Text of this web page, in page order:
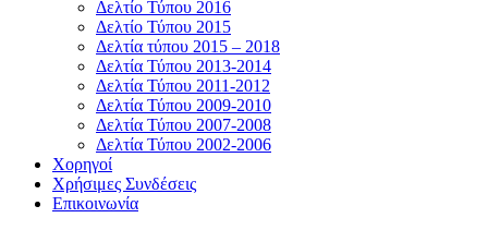
Δελτίο Τύπου 2016
Δελτίο Τύπου 2015
Δελτία τύπου 2015 – 2018
Δελτία Τύπου 2013-2014
Δελτία Τύπου 2011-2012
Δελτία Τύπου 2009-2010
Δελτία Τύπου 2007-2008
Δελτία Τύπου 2002-2006
Χορηγοί
Χρήσιμες Συνδέσεις
Επικοινωνία